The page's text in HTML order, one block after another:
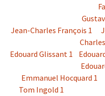
Jean-Charles François 1
Edouard Glissant 1
Emmanuel Hocquard 1
Tom Ingold 1